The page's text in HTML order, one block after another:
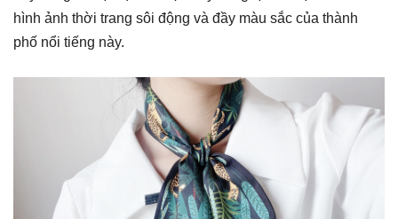
hình ảnh thời trang sôi động và đầy màu sắc của thành
phố nổi tiếng này.